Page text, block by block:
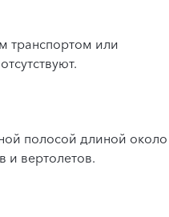
транспортом или
полосой длиной около
и вертолетов.